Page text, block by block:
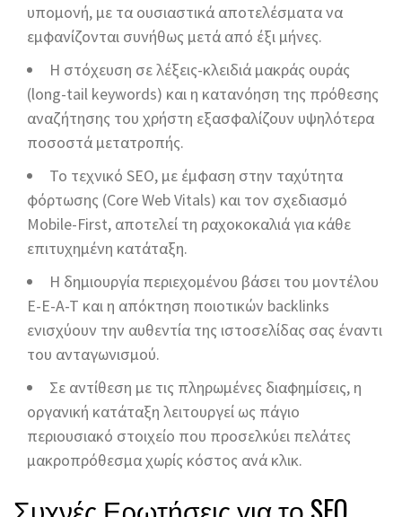
υπομονή, με τα ουσιαστικά αποτελέσματα να
εμφανίζονται συνήθως μετά από έξι μήνες.
Η στόχευση σε λέξεις-κλειδιά μακράς ουράς
(long-tail keywords) και η κατανόηση της πρόθεσης
αναζήτησης του χρήστη εξασφαλίζουν υψηλότερα
ποσοστά μετατροπής.
Το τεχνικό SEO, με έμφαση στην ταχύτητα
φόρτωσης (Core Web Vitals) και τον σχεδιασμό
Mobile-First, αποτελεί τη ραχοκοκαλιά για κάθε
επιτυχημένη κατάταξη.
Η δημιουργία περιεχομένου βάσει του μοντέλου
E-E-A-T και η απόκτηση ποιοτικών backlinks
ενισχύουν την αυθεντία της ιστοσελίδας σας έναντι
του ανταγωνισμού.
Σε αντίθεση με τις πληρωμένες διαφημίσεις, η
οργανική κατάταξη λειτουργεί ως πάγιο
περιουσιακό στοιχείο που προσελκύει πελάτες
μακροπρόθεσμα χωρίς κόστος ανά κλικ.